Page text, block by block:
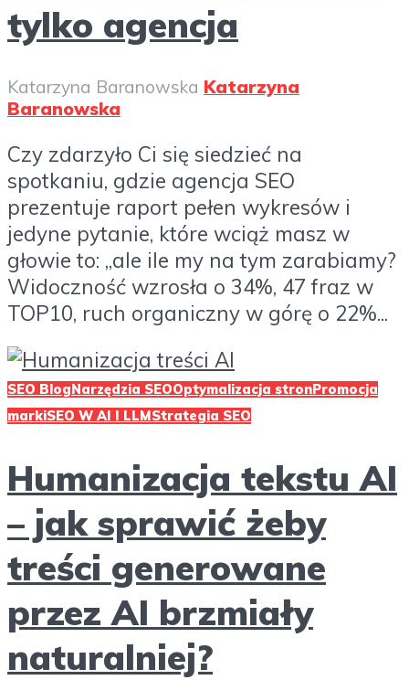
tylko agencja
Katarzyna Baranowska Katarzyna
Baranowska
Czy zdarzyło Ci się siedzieć na
spotkaniu, gdzie agencja SEO
prezentuje raport pełen wykresów i
jedyne pytanie, które wciąż masz w
głowie to: „ale ile my na tym zarabiamy?
Widoczność wzrosła o 34%, 47 fraz w
TOP10, ruch organiczny w górę o 22%...
SEO BlogNarzędzia SEOOptymalizacja stronPromocja
markiSEO W AI I LLMStrategia SEO
Humanizacja tekstu AI
– jak sprawić żeby
treści generowane
przez AI brzmiały
naturalniej?